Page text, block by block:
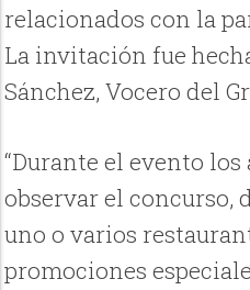
relacionados con la
La invitación fue
Sánchez, Vocero del
“Durante el evento
observar el concurso,
uno o varios
promociones